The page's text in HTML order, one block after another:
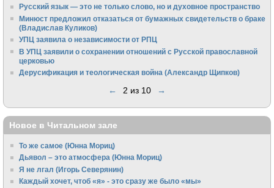
Русский язык — это не только слово, но и духовное пространство
Минюст предложил отказаться от бумажных свидетельств о браке
(Владислав Куликов)
УПЦ заявила о независимости от РПЦ
В УПЦ заявили о сохранении отношений с Русской православной
церковью
Дерусификация и теологическая война (Александр Щипков)
← 2 из 10 →
Новое в Читальном зале
То же самое (Юнна Мориц)
Дьявол – это атмосфера (Юнна Мориц)
Я не лгал (Игорь Северянин)
Каждый хочет, чтоб «я» - это сразу же было «мы»